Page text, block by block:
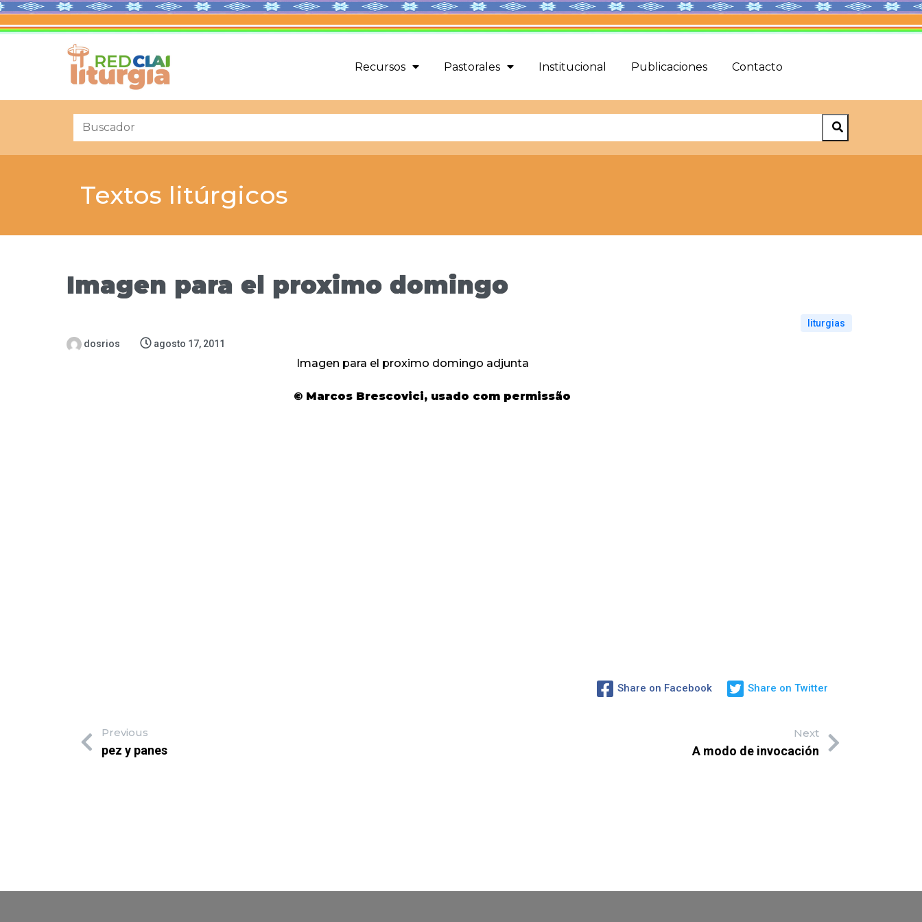
Recursos Pastorales Institucional Publicaciones Contacto
Textos litúrgicos
Imagen para el proximo domingo
dosrios agosto 17, 2011
liturgias
Imagen para el proximo domingo adjunta
© Marcos Brescovici, usado com permissão
Share on Facebook Share on Twitter
Previous
pez y panes
Next
A modo de invocación